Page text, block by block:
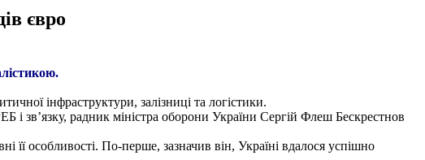
євро
інфраструктури, залізниці та логістики.
і зв’язку, радник міністра оборони України Сергій Флеш Бескрестнов
її особливості. По-перше, зазначив він, Україні вдалося успішно